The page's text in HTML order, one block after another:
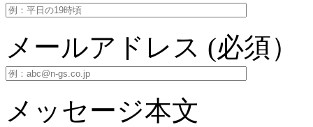
メールアドレス (必須）
メッセージ本文